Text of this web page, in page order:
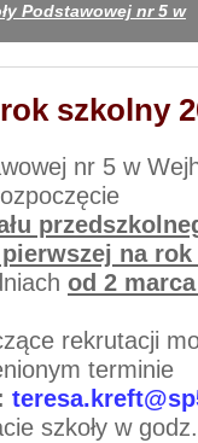
Podstawowej nr 5 w
szkolny
nr 5 w
na rok
od 2
rekrutacji
terminie
szkoły w